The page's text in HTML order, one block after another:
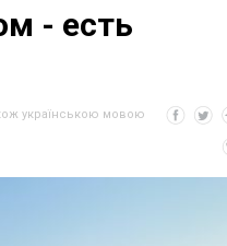
- есть
українською мовою